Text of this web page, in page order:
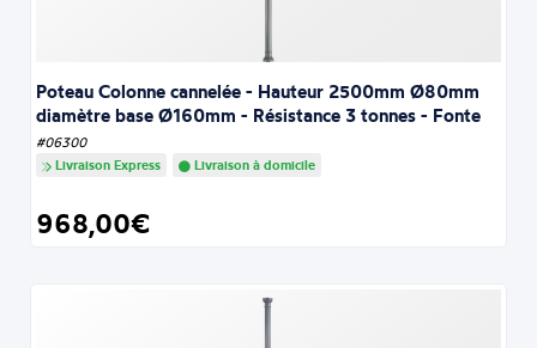
Poteau Colonne cannelée - Hauteur 2500mm Ø80mm
diamètre base Ø160mm - Résistance 3 tonnes - Fonte
#06300
Livraison Express
Livraison à domicile
968,00€